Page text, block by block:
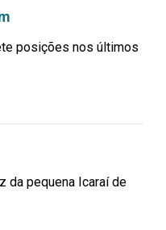
posições nos últimos
da pequena Icaraí de